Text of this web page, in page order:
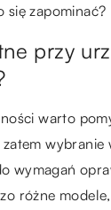
się zapominać?
przy
warto
wybranie
wymagań
różne